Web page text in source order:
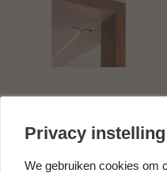
€285,80
prijs per set
Privacy instelling
We gebruiken cookies om